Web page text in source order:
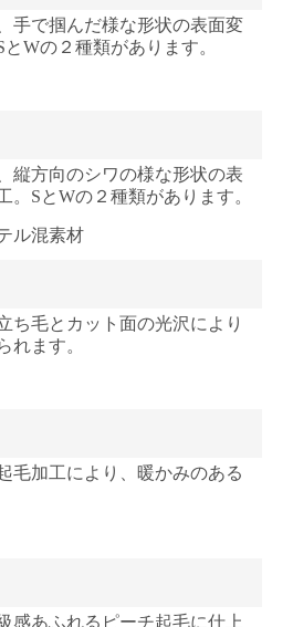
手で掴んだ様な形状の表面変
Wの２種類があります。
縦方向のシワの様な形状の表
。SとWの２種類があります。
ル混素材
ち毛とカット面の光沢により
れます。
毛加工により、暖かみのある
感あふれるピーチ起毛に仕上